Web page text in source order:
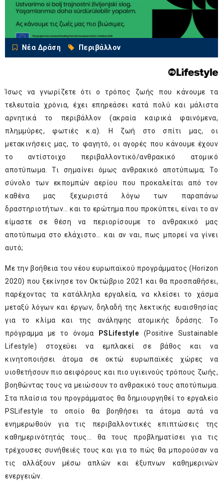
Νέα Δράση Περιβάλλον
Ίσως να γνωρίζετε ότι ο τρόπος ζωής που κάνουμε τα
τελευταία χρόνια, έχει επηρεάσει κατά πολύ και μάλιστα
αρνητικά το περιβάλλον (ακραία καιρικά φαινόμενα,
πλημμύρες, φωτιές κ.α). Η ζωή στο σπίτι μας, οι
μετακινήσεις μας, το φαγητό, οι αγορές που κάνουμε έχουν
το αντίστοιχο περιβαλλοντικό/ανθρακικό ατομικό
αποτύπωμα. Τι σημαίνει όμως ανθρακικό αποτύπωμα; Το
σύνολο των εκπομπών αερίου που προκαλείται από τον
καθένα μας ξεχωριστά λόγω των παραπάνω
δραστηριοτήτων… και το ερώτημα που προκύπτει, είναι το αν
είμαστε σε θέση να περιορίσουμε το ανθρακικό μας
αποτύπωμα στο ελάχιστο… και αν ναι, πως μπορεί να γίνει
αυτό;
Με την βοήθεια του νέου ευρωπαϊκού προγράμματος (Horizon
2020) που ξεκίνησε τον Οκτώβριο 2021 και θα προσπαθήσει,
παρέχοντας τα κατάλληλα εργαλεία, να κλείσει το χάσμα
μεταξύ λόγων και έργων, δηλαδή της λεκτικής ευαισθησίας
για το κλίμα και της ανάληψης ατομικής δράσης. Το
πρόγραμμα με το όνομα
PS Lifestyle (Positive Sustainable
Lifestyle) στοχεύει να εμπλακεί σε βάθος και να
κινητοποιήσει άτομα σε οκτώ ευρωπαϊκές χώρες να
υιοθετήσουν πιο αειφόρους και πιο υγιεινούς τρόπους ζωής,
βοηθώντας τους να μειώσουν το ανθρακικό τους αποτύπωμα.
Στα πλαίσια του προγράμματος θα δημιουργηθεί το εργαλείο
PSLifestyle το οποίο θα βοηθήσει τα άτομα αυτά να
ενημερωθούν για τις περιβαλλοντικές επιπτώσεις της
καθημερινότητάς τους… θα τους προβληματίσει για τις
τρέχουσες συνήθειές τους και για το πώς θα μπορούσαν να
τις αλλάξουν μέσω απλών και έξυπνων καθημερινών
ενεργειών.